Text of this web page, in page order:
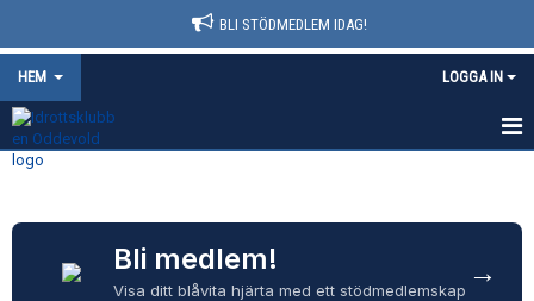
BLI STÖDMEDLEM IDAG!
HEM LOGGA IN
HEM
NYHETER
FÖRENINGSINFOBli medlem!
Visa ditt blåvita hjärta med ett stödmedlemskap
→